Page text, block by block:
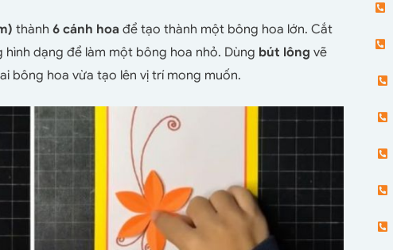
thành 6 cánh hoa để tạo thành một bông hoa lớn. Cắt
hình dạng để làm một bông hoa nhỏ. Dùng bút lông vẽ
bông hoa vừa tạo lên vị trí mong muốn.